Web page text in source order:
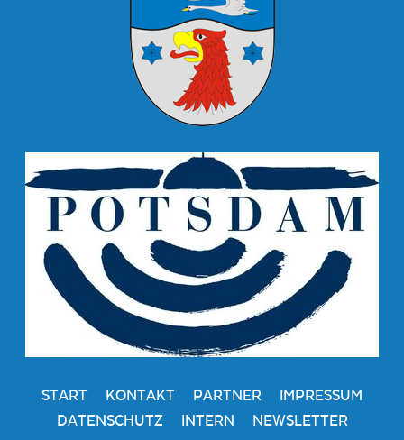
START KONTAKT PARTNER
IMPRESSUM
DATENSCHUTZ
INTERN NEWSLETTER